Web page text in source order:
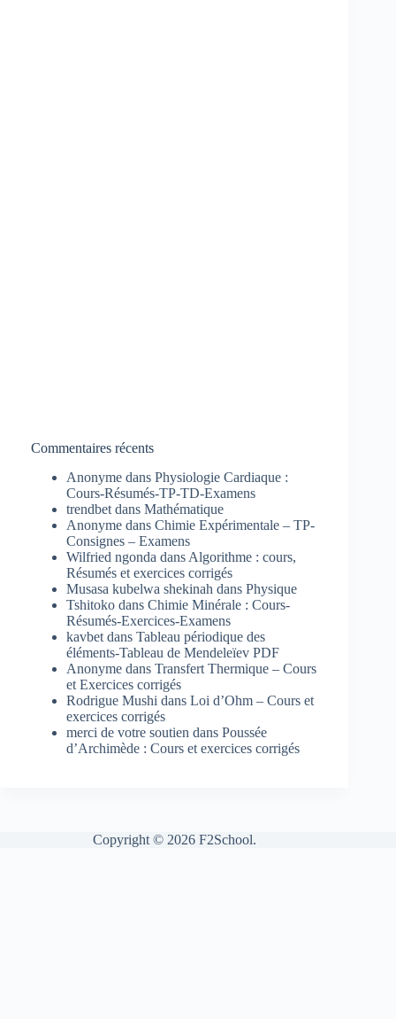
Commentaires récents
Anonyme dans Physiologie Cardiaque :
Cours-Résumés-TP-TD-Examens
trendbet dans Mathématique
Anonyme dans Chimie Expérimentale – TP-
Consignes – Examens
Wilfried ngonda dans Algorithme : cours,
Résumés et exercices corrigés
Musasa kubelwa shekinah dans Physique
Tshitoko dans Chimie Minérale : Cours-
Résumés-Exercices-Examens
kavbet dans Tableau périodique des
éléments-Tableau de Mendeleïev PDF
Anonyme dans Transfert Thermique – Cours
et Exercices corrigés
Rodrigue Mushi dans Loi d’Ohm – Cours et
exercices corrigés
merci de votre soutien dans Poussée
d’Archimède : Cours et exercices corrigés
Copyright © 2026 F2School.